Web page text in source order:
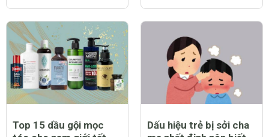
Top 15 dầu gội mọc
Dấu hiệu trẻ bị sởi cha